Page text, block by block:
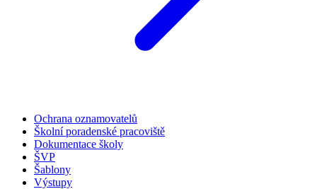
Ochrana oznamovatelů
Školní poradenské pracoviště
Dokumentace školy
ŠVP
Šablony
Výstupy